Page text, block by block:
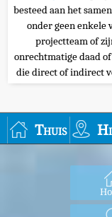
besteed aan het
onder geen enkele
projectteam of
onrechtmatige daad
die direct of indirect
Thuis